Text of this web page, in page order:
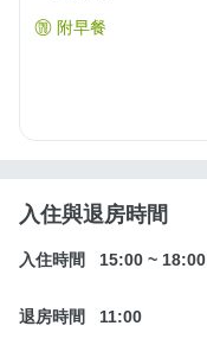
附早餐
入住與退房時間
入住時間 15:00 ~ 18:00
退房時間 11:00